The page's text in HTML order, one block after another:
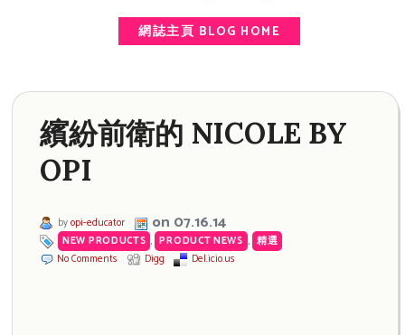
網誌主頁 BLOG HOME
繽紛前衛的 NICOLE BY
OPI
byopi-educator on 07.16.14
NEW PRODUCTS , PRODUCT NEWS , 精選
No Comments
Digg Del.icio.us